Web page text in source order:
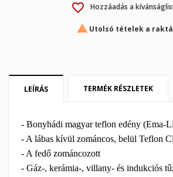
favorite_border Hozzáadás a
 Utolsó tételek a
LEÍRÁS TERMÉK RÉSZLETEK
- Bonyhádi magyar teflon edény (Ema-
- A lábas kívül zománcos, belül Teflon
- A fedő zománcozott
- Gáz-, kerámia-, villany- és indukciós
My wishlists
Mégsem